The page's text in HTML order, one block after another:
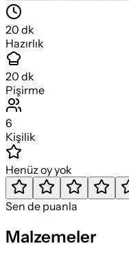
20 dk
Hazırlık
20 dk
Pişirme
6
Kişilik
Henüz oy yok
Sen de puanla
Malzemeler